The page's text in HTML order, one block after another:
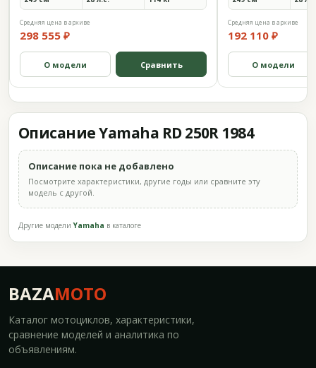
Средняя цена в архиве
298 555 ₽
О модели Сравнить
Средняя цена в архиве
192 110 ₽
О модели
Описание Yamaha RD 250R 1984
Описание пока не добавлено
Посмотрите характеристики, другие годы или сравните эту
модель с другой.
Другие моделиYamaha в каталоге
BAZAMOTO
Каталог мотоциклов, характеристики,
сравнение моделей и аналитика по
объявлениям.